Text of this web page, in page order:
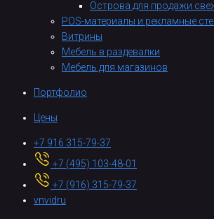
Острова для продажи
POS-материалы и рекламные
Витрины
Мебель в раздевалки
Мебель для магазинов
Портфолио
Цены
+7 916 315-79-37
+7 (495) 103-48-01
+7 (916) 315-79-37
vnvidru